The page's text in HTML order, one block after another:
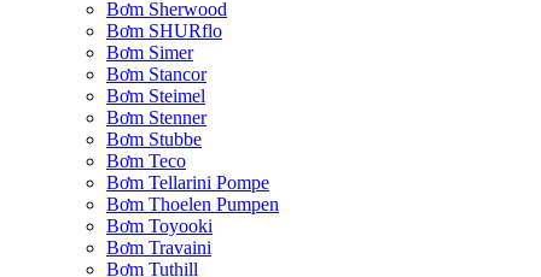
Bơm Sherwood
Bơm SHURflo
Bơm Simer
Bơm Stancor
Bơm Steimel
Bơm Stenner
Bơm Stubbe
Bơm Teco
Bơm Tellarini Pompe
Bơm Thoelen Pumpen
Bơm Toyooki
Bơm Travaini
Bơm Tuthill